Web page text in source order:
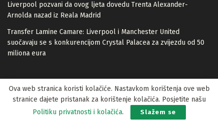
Liverpool pozvani da ovog ljeta dovedu Trenta Alexander-
Arnolda nazad iz Reala Madrid
Transfer Lamine Camare: Liverpool i Manchester United
suočavaju se s konkurencijom Crystal Palacea za zvijezdu od 50
miliona eura
© 2023 Lopta.net
Ova web stranica koristi kolačiće. Nastavkom korištenja ove web
stranice dajete pristanak za korištenje kolačića. Posjetite našu
Politiku privatnosti i kolačića. Slažem se